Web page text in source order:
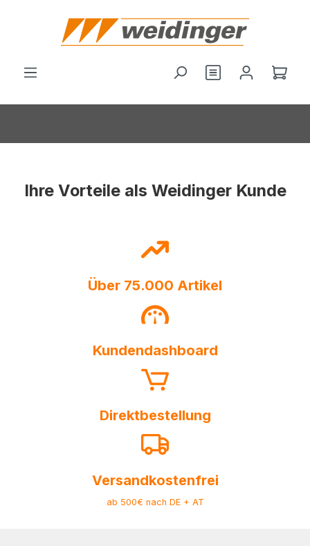
springen
Ihre Vorteile als Weidinger Kunde
Über 75.000 Artikel
Kundendashboard
Direktbestellung
Versandkostenfrei
ab 500€ nach DE + AT